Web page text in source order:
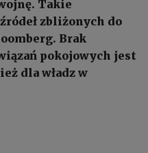
Takie
zbliżonych do
Brak
pokojowych jest
dla władz w